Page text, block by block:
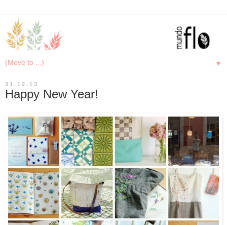
▼
31.12.13
Happy New Year!